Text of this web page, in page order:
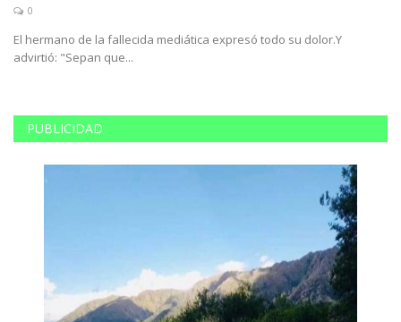
0
El hermano de la fallecida mediática expresó todo su dolor.Y
advirtió: "Sepan que...
PUBLICIDAD